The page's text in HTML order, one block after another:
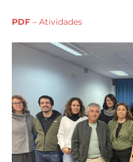
PDF – Atividades